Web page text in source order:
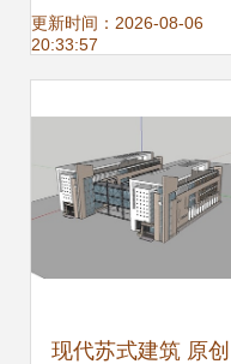
指南
更新时间：2026-08-06
20:33:57
现代苏式建筑 原创